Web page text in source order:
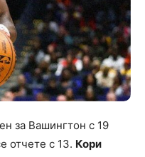
за Вашингтон с 19
отчете с 13. Кори